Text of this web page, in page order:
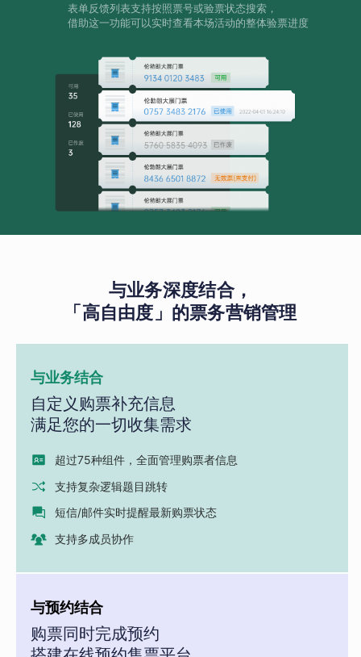
表单反馈列表支持按照票号或验票状态搜索，
借助这一功能可以实时查看本场活动的整体验票进度
与业务深度结合，
「高自由度」的票务营销管理
与业务结合
自定义购票补充信息
满足您的一切收集需求
超过75种组件，全面管理购票者信息
支持复杂逻辑题目跳转
短信/邮件实时提醒最新购票状态
支持多成员协作
与预约结合
购票同时完成预约